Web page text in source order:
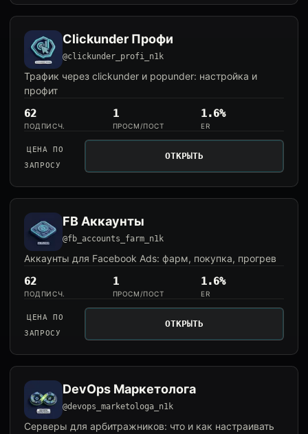
Clickunder Профи
@clickunder_profi_n1k
Трафик через clickunder и popunder: настройка и
профит
62
ПОДПИСЧ.
1
ПРОСМ/ПОСТ
1.6%
ER
ЦЕНА ПО
ЗАПРОСУ
ОТКРЫТЬ
FB Аккаунты
@fb_accounts_farm_n1k
Аккаунты для Facebook Ads: фарм, покупка, прогрев
62
ПОДПИСЧ.
1
ПРОСМ/ПОСТ
1.6%
ER
ЦЕНА ПО
ЗАПРОСУ
ОТКРЫТЬ
DevOps Маркетолога
@devops_marketologa_n1k
Серверы для арбитражников: что и как настраивать